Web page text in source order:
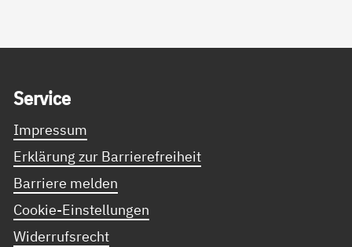
Ser­vice
Impressum
Erklärung zur Barrierefreiheit
Barriere melden
Cookie-Einstellungen
Widerrufsrecht